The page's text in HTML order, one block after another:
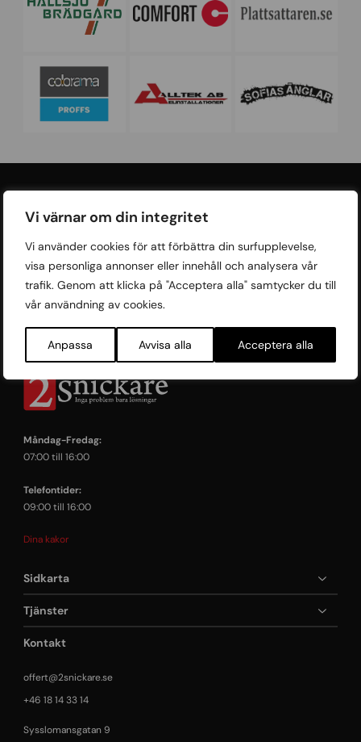
Vi värnar om din integritet
Vi använder cookies för att förbättra din surfupplevelse,
visa personliga annonser eller innehåll och analysera vår
trafik. Genom att klicka på "Acceptera alla" samtycker du till
vår användning av cookies.
Anpassa Avvisa alla Acceptera alla
Går du i byggtankar?
Kontakta oss och få en kostnadsfri offert!
Kostnadsfri offert
Måndag-Fredag:
07:00 till 16:00
Telefontider:
09:00 till 16:00
Dina kakor
Sidkarta
Tjänster
Kontakt
offert@2snickare.se
+46 18 14 33 14
Sysslomansgatan 9